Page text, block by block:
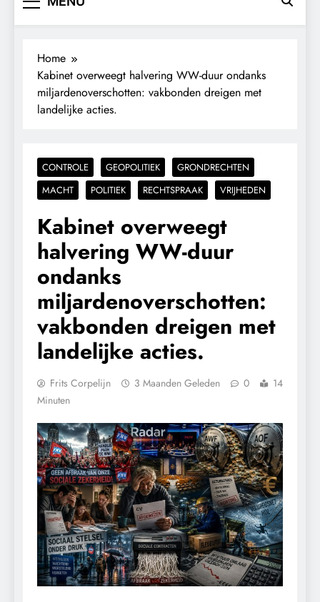
Home
Kabinet overweegt halvering WW-duur ondanks
miljardenoverschotten: vakbonden dreigen met
landelijke acties.
CONTROLE GEOPOLITIEK
GRONDRECHTEN
MACHT
POLITIEK RECHTSPRAAK VRIJHEDEN
Kabinet overweegt
halvering WW-duur
ondanks
miljardenoverschotten:
vakbonden dreigen met
landelijke acties.
Frits Corpelijn 3 Maanden Geleden 0
14
Minuten